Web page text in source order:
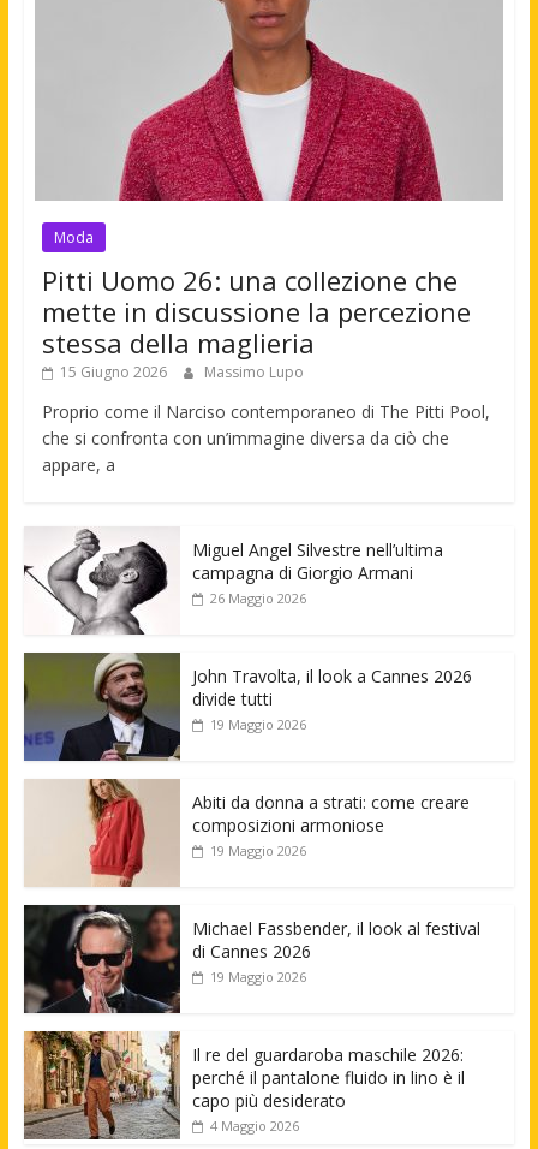
Moda
Pitti Uomo 26: una collezione che
mette in discussione la percezione
stessa della maglieria
15 Giugno 2026 Massimo Lupo
Proprio come il Narciso contemporaneo di The Pitti Pool,
che si confronta con un’immagine diversa da ciò che
appare, a
Miguel Angel Silvestre nell’ultima
campagna di Giorgio Armani
26 Maggio 2026
John Travolta, il look a Cannes 2026
divide tutti
19 Maggio 2026
Abiti da donna a strati: come creare
composizioni armoniose
19 Maggio 2026
Michael Fassbender, il look al festival
di Cannes 2026
19 Maggio 2026
Il re del guardaroba maschile 2026:
perché il pantalone fluido in lino è il
capo più desiderato
4 Maggio 2026